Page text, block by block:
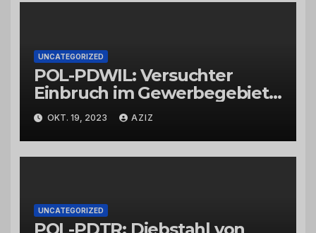
UNCATEGORIZED
POL-PDWIL: Versuchter
Einbruch im Gewerbegebiet
Wittlich
OKT. 19, 2023 AZIZ
UNCATEGORIZED